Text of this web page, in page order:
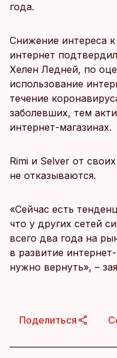
года.
Снижение интереса к
интернет
Хелен Ледней, по
использование
течение
заболевших, тем
интернет-магазинах.
Rimi и Selver от
не отказываются.
«Сейчас есть
что у других сетей
всего два года на
в развитие
нужно вернуть», –
Поделиться